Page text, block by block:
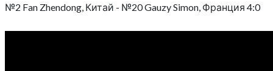
№2 Fan Zhendong, Китай - №20 Gauzy Simon, Франция 4:0